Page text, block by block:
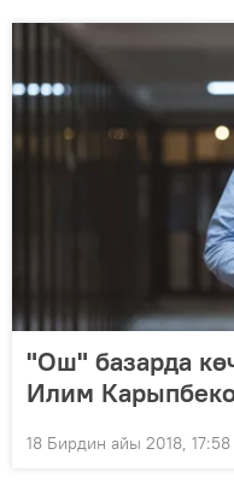
"Ош" базарда
Илим
18 Бирдин айы 2018, 17:58